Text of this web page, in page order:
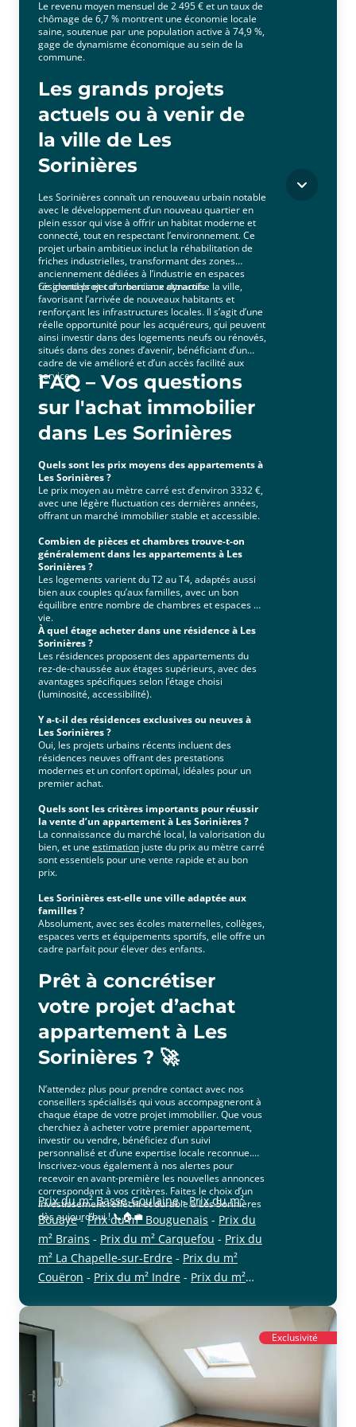
Le revenu moyen mensuel de 2 495 € et un taux de
chômage de 6,7 % montrent une économie locale
saine, soutenue par une population active à 74,9 %,
gage de dynamisme économique au sein de la
commune.
Les grands projets
actuels ou à venir de
la ville de Les
Sorinières
Les Sorinières connaît un renouveau urbain notable
avec le développement d’un nouveau quartier en
plein essor qui vise à offrir un habitat moderne et
connecté, tout en respectant l’environnement. Ce
projet urbain ambitieux inclut la réhabilitation de
friches industrielles, transformant des zones
anciennement dédiées à l’industrie en espaces
résidentiels et commerciaux attractifs.
Ce grand projet d’urbanisme dynamise la ville,
favorisant l’arrivée de nouveaux habitants et
renforçant les infrastructures locales. Il s’agit d’une
réelle opportunité pour les acquéreurs, qui peuvent
ainsi investir dans des logements neufs ou rénovés,
situés dans des zones d’avenir, bénéficiant d’un
cadre de vie amélioré et d’un accès facilité aux
services.
FAQ – Vos questions
sur l'achat immobilier
dans Les Sorinières
Quels sont les prix moyens des appartements à
Les Sorinières ?
Le prix moyen au mètre carré est d’environ 3332 €,
avec une légère fluctuation ces dernières années,
offrant un marché immobilier stable et accessible.
Combien de pièces et chambres trouve-t-on
généralement dans les appartements à Les
Sorinières ?
Les logements varient du T2 au T4, adaptés aussi
bien aux couples qu’aux familles, avec un bon
équilibre entre nombre de chambres et espaces de
vie.
À quel étage acheter dans une résidence à Les
Sorinières ?
Les résidences proposent des appartements du
rez-de-chaussée aux étages supérieurs, avec des
avantages spécifiques selon l’étage choisi
(luminosité, accessibilité).
Y a-t-il des résidences exclusives ou neuves à
Les Sorinières ?
Oui, les projets urbains récents incluent des
résidences neuves offrant des prestations
modernes et un confort optimal, idéales pour un
premier achat.
Quels sont les critères importants pour réussir
la vente d’un appartement à Les Sorinières ?
La connaissance du marché local, la valorisation du
bien, et uneestimation juste du prix au mètre carré
sont essentiels pour une vente rapide et au bon
prix.
Les Sorinières est-elle une ville adaptée aux
familles ?
Absolument, avec ses écoles maternelles, collèges,
espaces verts et équipements sportifs, elle offre un
cadre parfait pour élever des enfants.
Prêt à concrétiser
votre projet d’achat
appartement à Les
Sorinières ? 🚀
N’attendez plus pour prendre contact avec nos
conseillers spécialisés qui vous accompagneront à
chaque étape de votre projet immobilier. Que vous
cherchiez à acheter votre premier appartement,
investir ou vendre, bénéficiez d’un suivi
personnalisé et d’une expertise locale reconnue.
Inscrivez-vous également à nos alertes pour
recevoir en avant-première les nouvelles annonces
correspondant à vos critères. Faites le choix d’un
investissement réfléchi et durable à Les Sorinières
dès aujourd’hui ! 📞🏠💼
Prix du m² Basse-Goulaine-Prix du m²
Bouaye-Prix du m² Bouguenais - Prix du
m² Brains - Prix du m² Carquefou - Prix du
m² La Chapelle-sur-Erdre - Prix du m²
Couëron - Prix du m² Indre - Prix du m²
Prix du m² Nantes
Orvault
Prix du m² Le Pellerin
Prix du m²
Prix du m² Saint-Aignan-Grandlieu
Prix du m² Saint-Herblain-
Prix du m²
Saint-Jean-de-Boiseau
Prix du m² Saint-
Prix du m² Sainte-Luce-
Exclusivité